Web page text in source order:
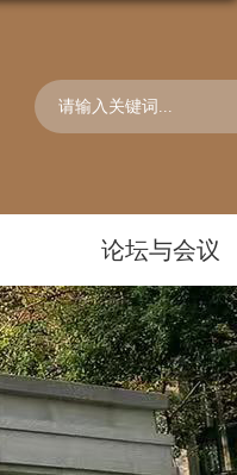
论坛与会议